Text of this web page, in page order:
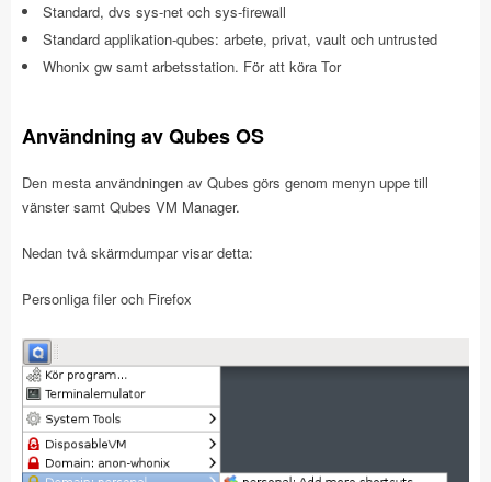
Standard, dvs sys-net och sys-firewall
Standard applikation-qubes: arbete, privat, vault och untrusted
Whonix gw samt arbetsstation. För att köra Tor
Användning av Qubes OS
Den mesta användningen av Qubes görs genom menyn uppe till
vänster samt Qubes VM Manager.
Nedan två skärmdumpar visar detta:
Personliga filer och Firefox